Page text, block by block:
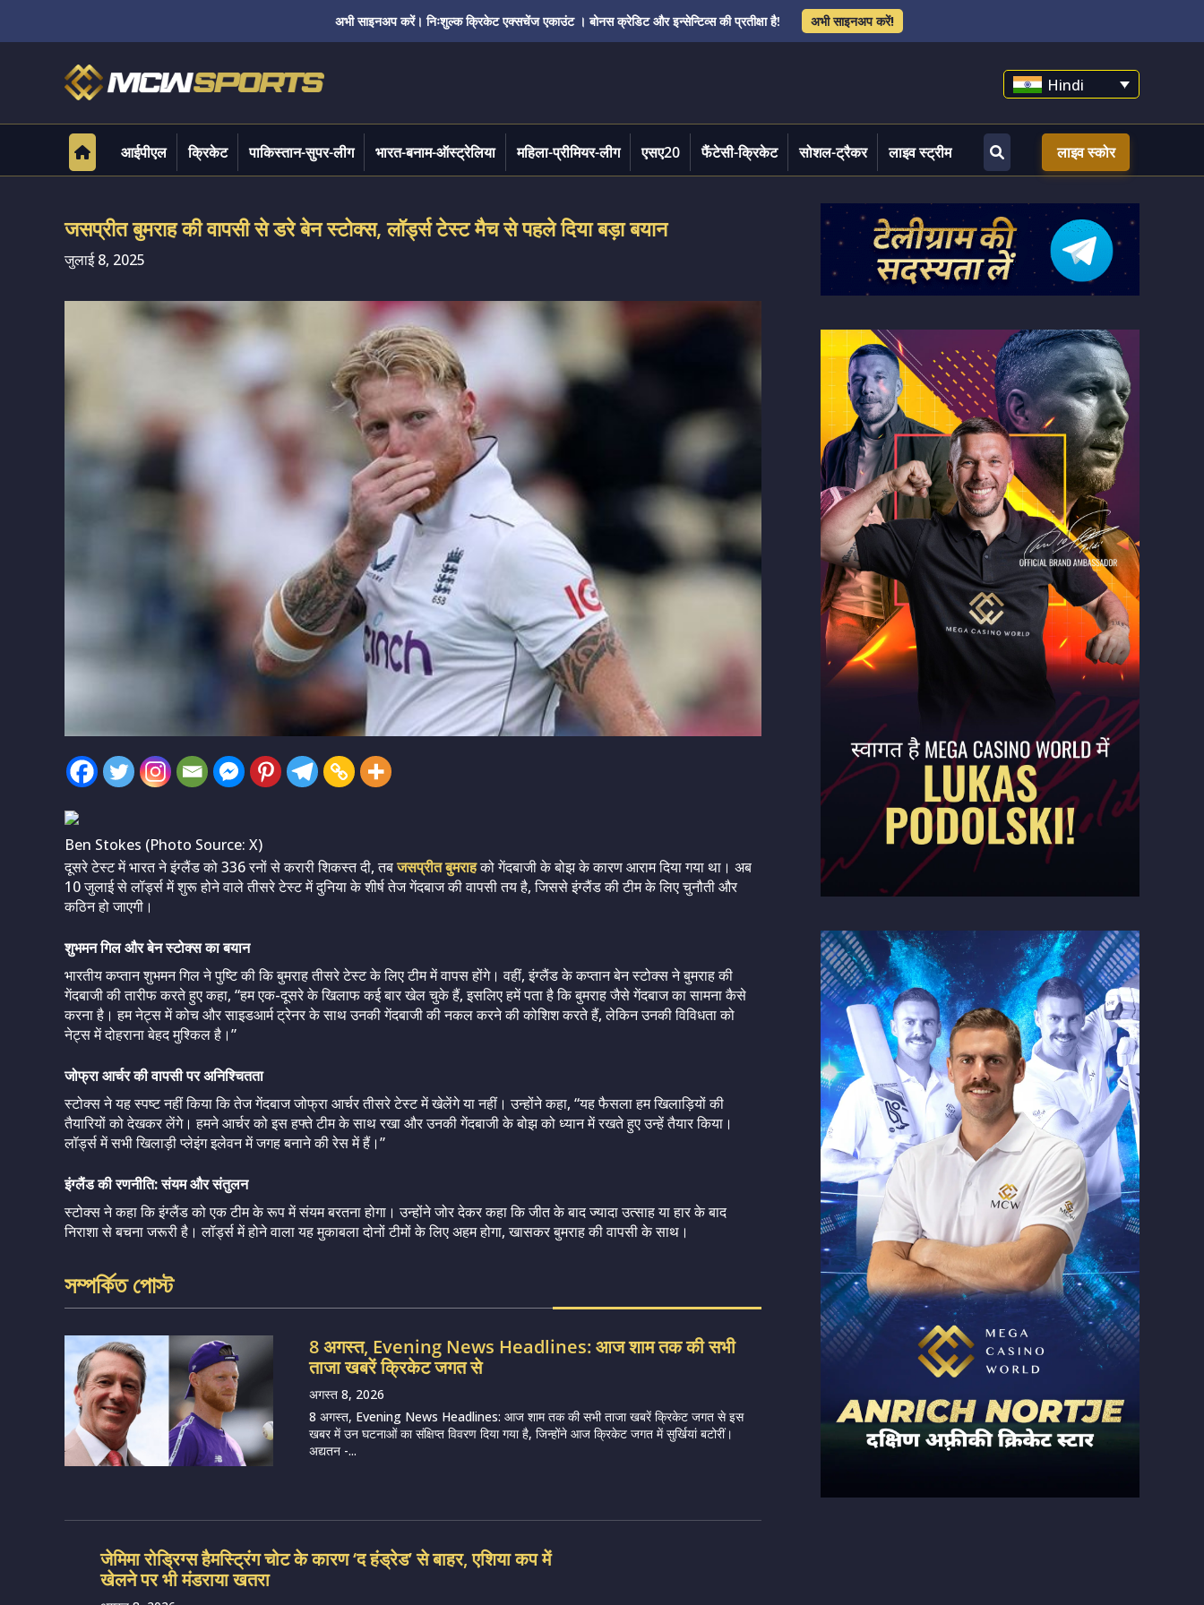
अभी साइनअप करें। निःशुल्क क्रिकेट एक्सचेंज एकाउंट । बोनस क्रेडिट और इन्सेन्टिव्स की प्रतीक्षा है! अभी साइनअप करें!
Hindi
आईपीएल क्रिकेट पाकिस्तान-सुपर-लीग भारत-बनाम-ऑस्ट्रेलिया महिला-प्रीमियर-लीग एसए20 फैंटेसी-क्रिकेट सोशल-ट्रैकर लाइव स्ट्रीम लाइव स्कोर
जसप्रीत बुमराह की वापसी से डरे बेन स्टोक्स, लॉर्ड्स टेस्ट मैच से पहले दिया बड़ा बयान
जुलाई 8, 2025
Ben Stokes (Photo Source: X)
दूसरे टेस्ट में भारत ने इंग्लैंड को 336 रनों से करारी शिकस्त दी, तबजसप्रीत बुमराहको गेंदबाजी के बोझ के कारण आराम दिया गया था। अब
10 जुलाई से लॉर्ड्स में शुरू होने वाले तीसरे टेस्ट में दुनिया के शीर्ष तेज गेंदबाज की वापसी तय है, जिससे इंग्लैंड की टीम के लिए चुनौती और
कठिन हो जाएगी।
शुभमन गिल और बेन स्टोक्स का बयान
भारतीय कप्तान शुभमन गिल ने पुष्टि की कि बुमराह तीसरे टेस्ट के लिए टीम में वापस होंगे। वहीं, इंग्लैंड के कप्तान बेन स्टोक्स ने बुमराह की
गेंदबाजी की तारीफ करते हुए कहा, “हम एक-दूसरे के खिलाफ कई बार खेल चुके हैं, इसलिए हमें पता है कि बुमराह जैसे गेंदबाज का सामना कैसे
करना है। हम नेट्स में कोच और साइडआर्म ट्रेनर के साथ उनकी गेंदबाजी की नकल करने की कोशिश करते हैं, लेकिन उनकी विविधता को
नेट्स में दोहराना बेहद मुश्किल है।”
जोफ्रा आर्चर की वापसी पर अनिश्चितता
स्टोक्स ने यह स्पष्ट नहीं किया कि तेज गेंदबाज जोफ्रा आर्चर तीसरे टेस्ट में खेलेंगे या नहीं। उन्होंने कहा, “यह फैसला हम खिलाड़ियों की
तैयारियों को देखकर लेंगे। हमने आर्चर को इस हफ्ते टीम के साथ रखा और उनकी गेंदबाजी के बोझ को ध्यान में रखते हुए उन्हें तैयार किया।
लॉर्ड्स में सभी खिलाड़ी प्लेइंग इलेवन में जगह बनाने की रेस में हैं।”
इंग्लैंड की रणनीति: संयम और संतुलन
स्टोक्स ने कहा कि इंग्लैंड को एक टीम के रूप में संयम बरतना होगा। उन्होंने जोर देकर कहा कि जीत के बाद ज्यादा उत्साह या हार के बाद
निराशा से बचना जरूरी है। लॉर्ड्स में होने वाला यह मुकाबला दोनों टीमों के लिए अहम होगा, खासकर बुमराह की वापसी के साथ।
সম্পর্কিত পোস্ট
8 अगस्त, Evening News Headlines: आज शाम तक की सभी
ताजा खबरें क्रिकेट जगत से
अगस्त 8, 2026
8 अगस्त, Evening News Headlines: आज शाम तक की सभी ताजा खबरें क्रिकेट जगत से इस
खबर में उन घटनाओं का संक्षिप्त विवरण दिया गया है, जिन्होंने आज क्रिकेट जगत में सुर्खियां बटोरीं।
अद्यतन -...
जेमिमा रोड्रिग्स हैमस्ट्रिंग चोट के कारण ‘द हंड्रेड’ से बाहर, एशिया कप में
खेलने पर भी मंडराया खतरा